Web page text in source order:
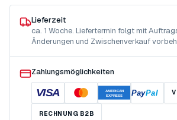
Lieferzeit
ca. 1 Woche. Liefertermin folgt mit
Änderungen und Zwischenverkauf
Zahlungsmöglichkeiten
VISA
AMERICAN
EXPRESS
PayPal
RECHNUNG B2B